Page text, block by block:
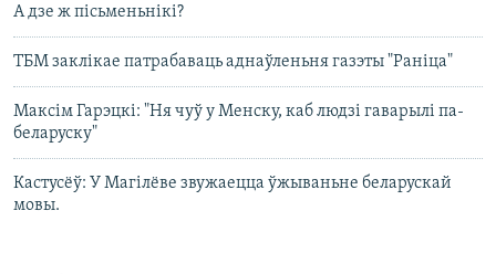
А дзе ж пісьменьнікі?
ТБМ заклікае патрабаваць аднаўленьня газэты "Раніца"
Максім Гарэцкі: "Ня чуў у Менску, каб людзі гаварылі па-
беларуску"
Кастусёў: У Магілёве звужаецца ўжываньне беларускай
мовы.